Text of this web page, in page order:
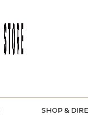
SHOP &